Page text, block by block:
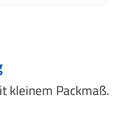
kleinem Packmaß.